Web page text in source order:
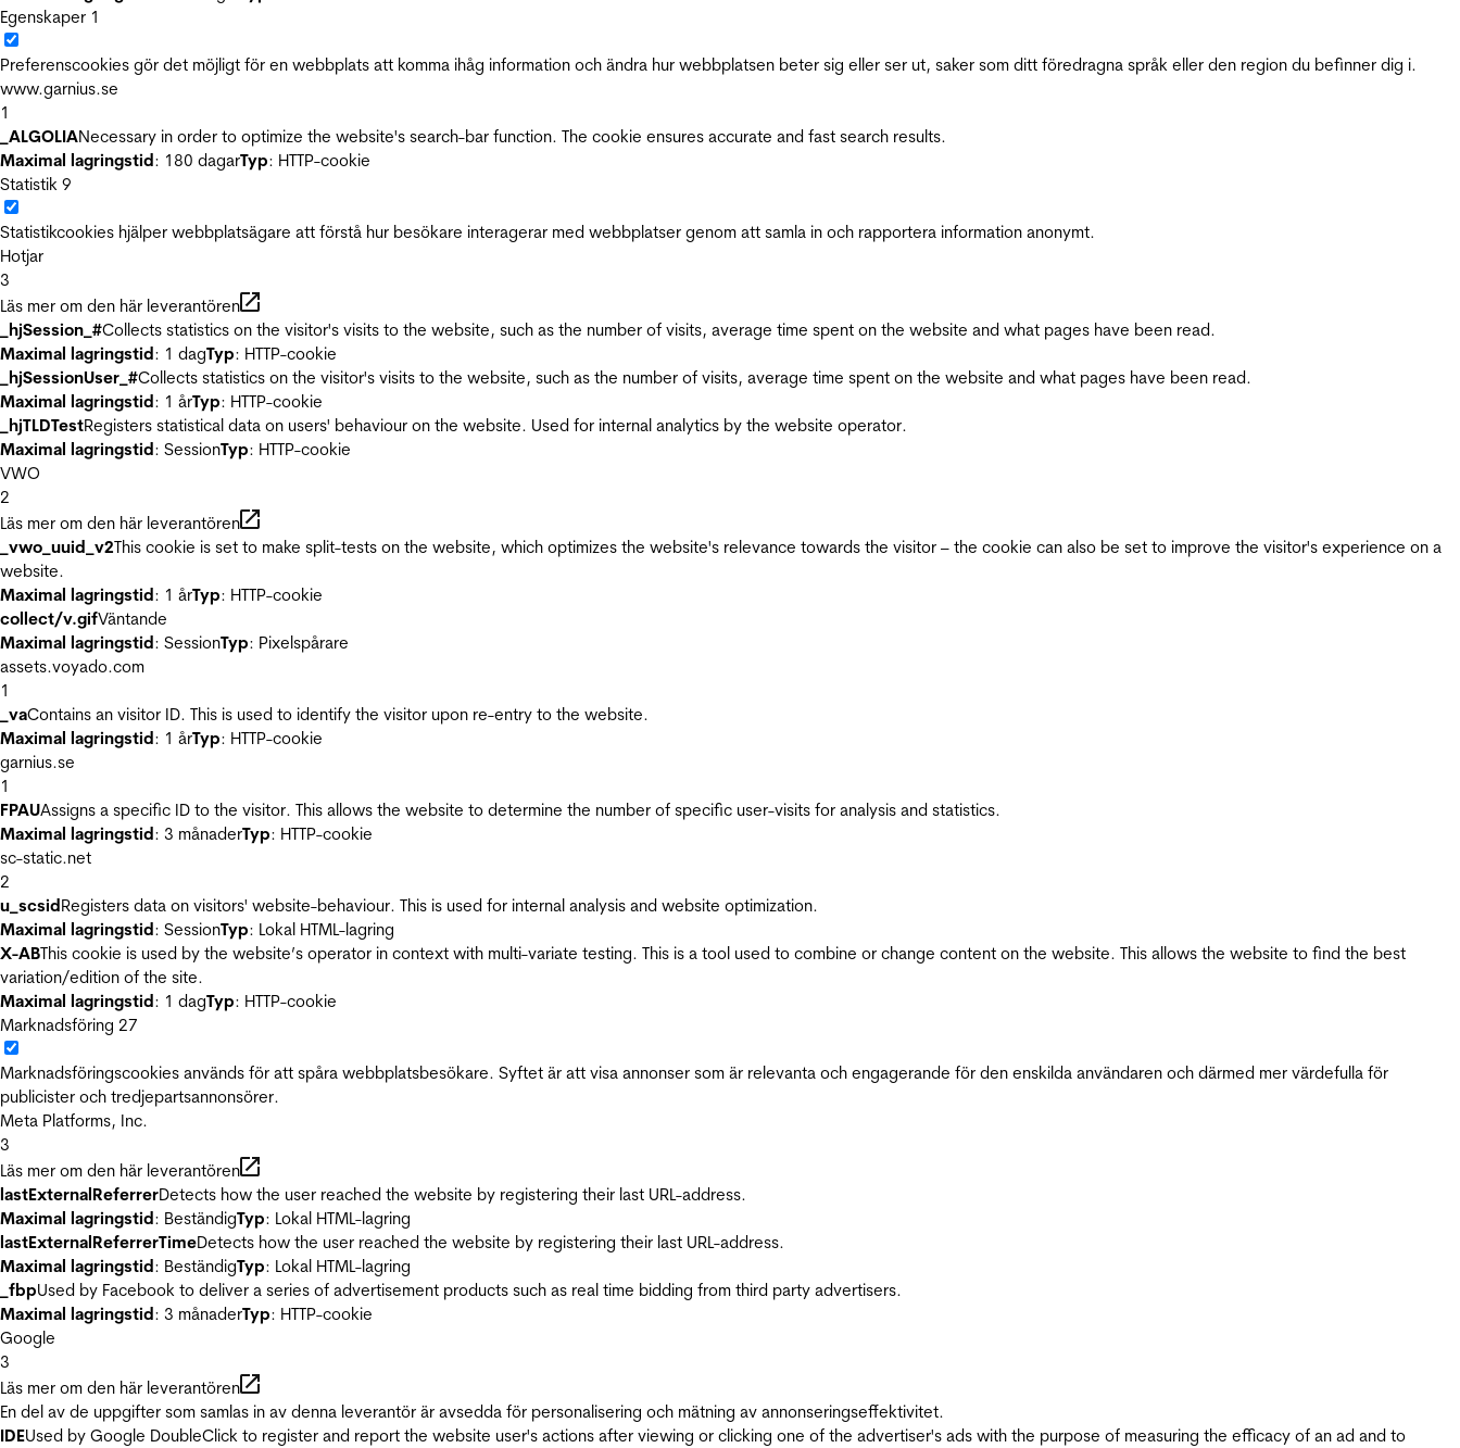
Egenskaper 1
Preferenscookies gör det möjligt för en webbplats att komma ihåg information och ändra hur webbplatsen beter sig eller ser ut, saker som ditt föredragna språk eller den region du befinner dig i.
www.garnius.se
1
_ALGOLIANecessary in order to optimize the website's search-bar function. The cookie ensures accurate and fast search results.
Maximal lagringstid: 180 dagarTyp: HTTP-cookie
Statistik 9
Statistikcookies hjälper webbplatsägare att förstå hur besökare interagerar med webbplatser genom att samla in och rapportera information anonymt.
Hotjar
3
Läs mer om den här leverantören
_hjSession_#Collects statistics on the visitor's visits to the website, such as the number of visits, average time spent on the website and what pages have been read.
Maximal lagringstid: 1 dagTyp: HTTP-cookie
_hjSessionUser_#Collects statistics on the visitor's visits to the website, such as the number of visits, average time spent on the website and what pages have been read.
Maximal lagringstid: 1 årTyp: HTTP-cookie
_hjTLDTestRegisters statistical data on users' behaviour on the website. Used for internal analytics by the website operator.
Maximal lagringstid: SessionTyp: HTTP-cookie
VWO
2
Läs mer om den här leverantören
_vwo_uuid_v2This cookie is set to make split-tests on the website, which optimizes the website's relevance towards the visitor – the cookie can also be set to improve the visitor's experience on a
website.
Maximal lagringstid: 1 årTyp: HTTP-cookie
collect/v.gifVäntande
Maximal lagringstid: SessionTyp: Pixelspårare
assets.voyado.com
1
_vaContains an visitor ID. This is used to identify the visitor upon re-entry to the website.
Maximal lagringstid: 1 årTyp: HTTP-cookie
garnius.se
1
FPAUAssigns a specific ID to the visitor. This allows the website to determine the number of specific user-visits for analysis and statistics.
Maximal lagringstid: 3 månaderTyp: HTTP-cookie
sc-static.net
2
u_scsidRegisters data on visitors' website-behaviour. This is used for internal analysis and website optimization.
Maximal lagringstid: SessionTyp: Lokal HTML-lagring
X-ABThis cookie is used by the website’s operator in context with multi-variate testing. This is a tool used to combine or change content on the website. This allows the website to find the best
variation/edition of the site.
Maximal lagringstid: 1 dagTyp: HTTP-cookie
Marknadsföring 27
Marknadsföringscookies används för att spåra webbplatsbesökare. Syftet är att visa annonser som är relevanta och engagerande för den enskilda användaren och därmed mer värdefulla för
publicister och tredjepartsannonsörer.
Meta Platforms, Inc.
3
Läs mer om den här leverantören
lastExternalReferrerDetects how the user reached the website by registering their last URL-address.
Maximal lagringstid: BeständigTyp: Lokal HTML-lagring
lastExternalReferrerTimeDetects how the user reached the website by registering their last URL-address.
Maximal lagringstid: BeständigTyp: Lokal HTML-lagring
_fbpUsed by Facebook to deliver a series of advertisement products such as real time bidding from third party advertisers.
Maximal lagringstid: 3 månaderTyp: HTTP-cookie
Google
3
Läs mer om den här leverantören
En del av de uppgifter som samlas in av denna leverantör är avsedda för personalisering och mätning av annonseringseffektivitet.
IDEUsed by Google DoubleClick to register and report the website user's actions after viewing or clicking one of the advertiser's ads with the purpose of measuring the efficacy of an ad and to